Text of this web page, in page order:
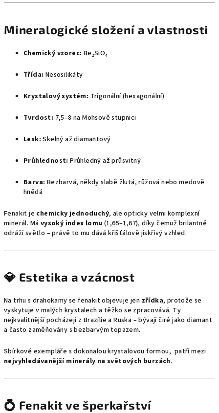
Mineralogické složení a vlastnosti
Chemický vzorec: Be₂SiO₄
Třída: Nesosilikáty
Krystalový systém: Trigonální (hexagonální)
Tvrdost: 7,5–8 na Mohsově stupnici
Lesk: Skelný až diamantový
Průhlednost: Průhledný až průsvitný
Barva: Bezbarvá, někdy slabě žlutá, růžová nebo medově
hnědá
Fenakit je chemicky jednoduchý, ale opticky velmi komplexní
minerál. Má vysoký index lomu (1,65–1,67), díky čemuž brilantně
odráží světlo – právě to mu dává křišťálově jiskřivý vzhled.
💎 Estetika a vzácnost
Na trhu s drahokamy se fenakit objevuje jen zřídka, protože se
vyskytuje v malých krystalech a těžko se zpracovává. Ty
nejkvalitnější pocházejí z Brazílie a Ruska – bývají čiré jako diamant
a často zaměňovány s bezbarvým topazem.
Sbírkové exempláře s dokonalou krystalovou formou, patří mezi
nejvyhledávanější minerály na světových burzách.
💍 Fenakit ve šperkařství